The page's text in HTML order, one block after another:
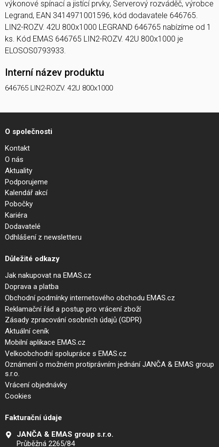
výkonové spínací a jistící prvky, Serverový rozváděč, výrobce
Legrand, EAN 3414971001596, kód dodavatele 646765.
LIN2-ROZV. 42U 800x1000 LEGRAND 646765 nabízíme od 1
ks. Kód EMAS 646765 LIN2-ROZV. 42U 800x1000 je
ELOSOS0793933.
Interní název produktu
646765 LIN2-ROZV. 42U 800x1000
O společnosti
Kontakt
O nás
Aktuality
Podporujeme
Kalendář akcí
Pobočky
Kariéra
Dodavatelé
Odhlášení z newsletteru
Důležité odkazy
Jak nakupovat na EMAS.cz
Doprava a platba
Obchodní podmínky internetového obchodu EMAS.cz
Reklamační řád a postup pro vrácení zboží
Zásady zpracování osobních údajů (GDPR)
Aktuální ceník
Mobilní aplikace EMAS.cz
Velkoobchodní spolupráce s EMAS.cz
Oznámení o možném protiprávním jednání JANČA & EMAS group
s.r.o.
Vrácení objednávky
Cookies
Fakturační údaje
JANČA & EMAS group s.r.o.
Průběžná 2265/84